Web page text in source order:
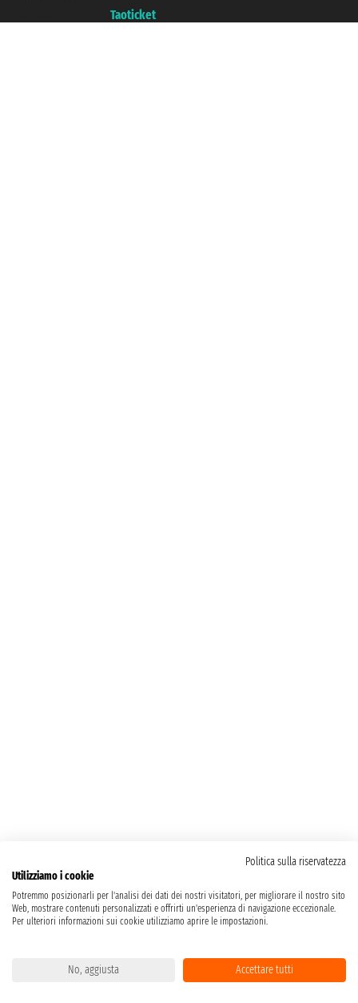
Taoticket
Politica sulla riservatezza
Utilizziamo i cookie
Potremmo posizionarli per l'analisi dei dati dei nostri visitatori, per migliorare il nostro sito
Web, mostrare contenuti personalizzati e offrirti un'esperienza di navigazione eccezionale.
Per ulteriori informazioni sui cookie utilizziamo aprire le impostazioni.
No, aggiusta Accettare tutti